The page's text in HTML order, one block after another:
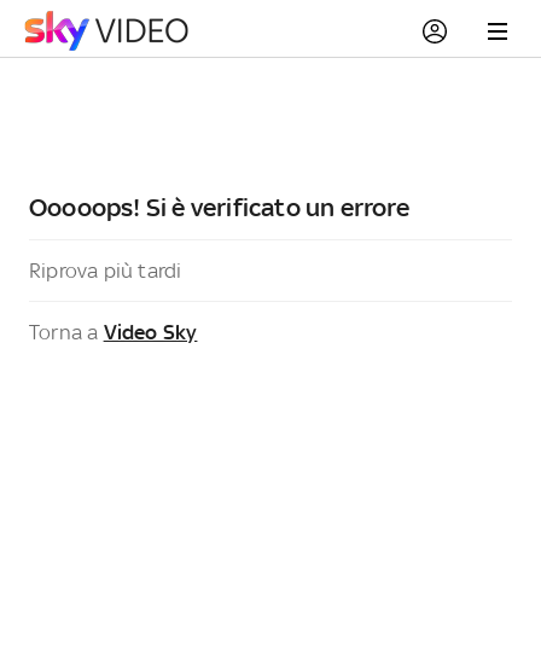
Ooooops! Si è verificato un errore
Riprova più tardi
Torna a Video Sky